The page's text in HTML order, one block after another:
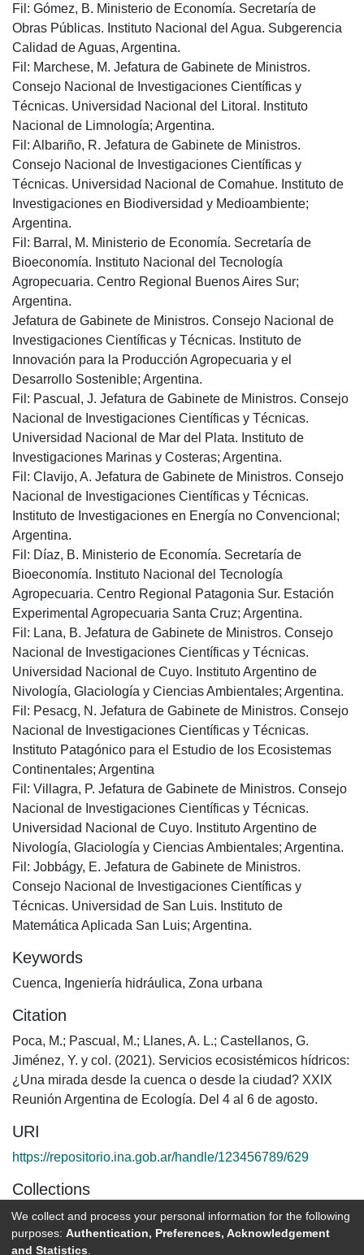
Fil: Gómez, B. Ministerio de Economía. Secretaría de
Obras Públicas. Instituto Nacional del Agua. Subgerencia
Calidad de Aguas, Argentina.
Fil: Marchese, M. Jefatura de Gabinete de Ministros.
Consejo Nacional de Investigaciones Científicas y
Técnicas. Universidad Nacional del Litoral. Instituto
Nacional de Limnología; Argentina.
Fil: Albariño, R. Jefatura de Gabinete de Ministros.
Consejo Nacional de Investigaciones Científicas y
Técnicas. Universidad Nacional de Comahue. Instituto de
Investigaciones en Biodiversidad y Medioambiente;
Argentina.
Fil: Barral, M. Ministerio de Economía. Secretaría de
Bioeconomía. Instituto Nacional del Tecnología
Agropecuaria. Centro Regional Buenos Aires Sur;
Argentina.
Jefatura de Gabinete de Ministros. Consejo Nacional de
Investigaciones Científicas y Técnicas. Instituto de
Innovación para la Producción Agropecuaria y el
Desarrollo Sostenible; Argentina.
Fil: Pascual, J. Jefatura de Gabinete de Ministros. Consejo
Nacional de Investigaciones Científicas y Técnicas.
Universidad Nacional de Mar del Plata. Instituto de
Investigaciones Marinas y Costeras; Argentina.
Fil: Clavijo, A. Jefatura de Gabinete de Ministros. Consejo
Nacional de Investigaciones Científicas y Técnicas.
Instituto de Investigaciones en Energía no Convencional;
Argentina.
Fil: Díaz, B. Ministerio de Economía. Secretaría de
Bioeconomía. Instituto Nacional del Tecnología
Agropecuaria. Centro Regional Patagonia Sur. Estación
Experimental Agropecuaria Santa Cruz; Argentina.
Fil: Lana, B. Jefatura de Gabinete de Ministros. Consejo
Nacional de Investigaciones Científicas y Técnicas.
Universidad Nacional de Cuyo. Instituto Argentino de
Nivología, Glaciología y Ciencias Ambientales; Argentina.
Fil: Pesacg, N. Jefatura de Gabinete de Ministros. Consejo
Nacional de Investigaciones Científicas y Técnicas.
Instituto Patagónico para el Estudio de los Ecosistemas
Continentales; Argentina
Fil: Villagra, P. Jefatura de Gabinete de Ministros. Consejo
Nacional de Investigaciones Científicas y Técnicas.
Universidad Nacional de Cuyo. Instituto Argentino de
Nivología, Glaciología y Ciencias Ambientales; Argentina.
Fil: Jobbágy, E. Jefatura de Gabinete de Ministros.
Consejo Nacional de Investigaciones Científicas y
Técnicas. Universidad de San Luis. Instituto de
Matemática Aplicada San Luis; Argentina.
Keywords
Cuenca, Ingeniería hidráulica, Zona urbana
Citation
Poca, M.; Pascual, M.; Llanes, A. L.; Castellanos, G.
Jiménez, Y. y col. (2021). Servicios ecosistémicos hídricos:
¿Una mirada desde la cuenca o desde la ciudad? XXIX
Reunión Argentina de Ecología. Del 4 al 6 de agosto.
URI
https://repositorio.ina.gob.ar/handle/123456789/629
Collections
Comunicaciones a congresos
Full item page
We collect and process your personal information for the following
purposes: Authentication, Preferences, Acknowledgement
and Statistics